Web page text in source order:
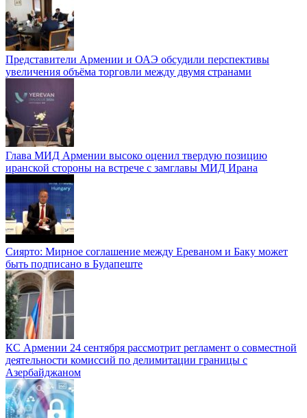
Представители Армении и ОАЭ обсудили перспективы
увеличения объёма торговли между двумя странами
Глава МИД Армении высоко оценил твердую позицию
иранской стороны на встрече с замглавы МИД Ирана
Сиярто: Мирное соглашение между Ереваном и Баку может
быть подписано в Будапеште
КС Армении 24 сентября рассмотрит регламент о совместной
деятельности комиссий по делимитации границы с
Азербайджаном